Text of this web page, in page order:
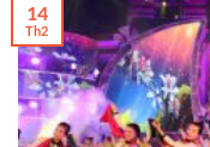
14
Th2